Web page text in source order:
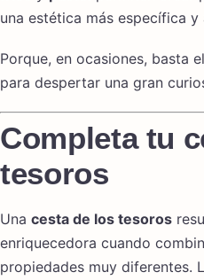
una estética más específica y
Porque, en ocasiones, basta
para despertar una gran
Completa tu
tesoros
Una cesta de los tesoros
enriquecedora cuando
propiedades muy diferentes.